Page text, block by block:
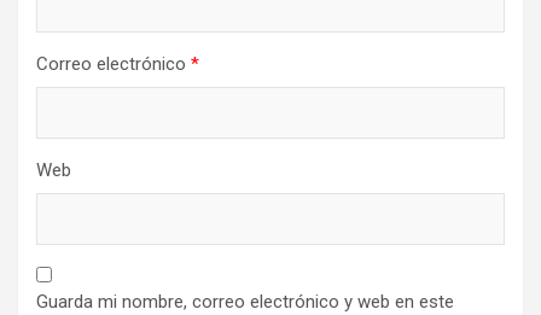
Correo electrónico *
Web
Guarda mi nombre, correo electrónico y web en este